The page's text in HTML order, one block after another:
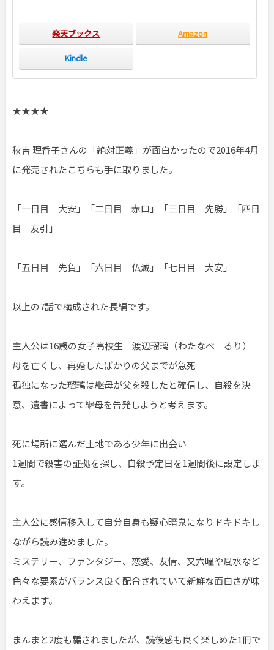
楽天ブックス Amazon
Kindle
★★★★
秋吉 理香子さんの「絶対正義」が面白かったので2016年4月
に発売されたこちらも手に取りました。
「一日目 大安」「二日目 赤口」「三日目 先勝」「四日
目 友引」
「五日目 先負」「六日目 仏滅」「七日目 大安」
以上の7話で構成された長編です。
主人公は16歳の女子高校生 渡辺瑠璃（わたなべ るり）
母を亡くし、再婚したばかりの父までが急死
孤独になった瑠璃は継母が父を殺したと確信し、自殺を決
意、遺書によって継母を告発しようと考えます。
死に場所に選んだ土地である少年に出会い
1週間で殺害の証拠を探し、自殺予定日を1週間後に設定しま
す。
主人公に感情移入して自分自身も疑心暗鬼になりドキドキし
ながら読み進めました。
ミステリー、ファンタジー、恋愛、友情、又六曜や風水など
色々な要素がバランス良く配合されていて新鮮な面白さが味
わえます。
まんまと2度も騙されましたが、読後感も良く楽しめた1冊で